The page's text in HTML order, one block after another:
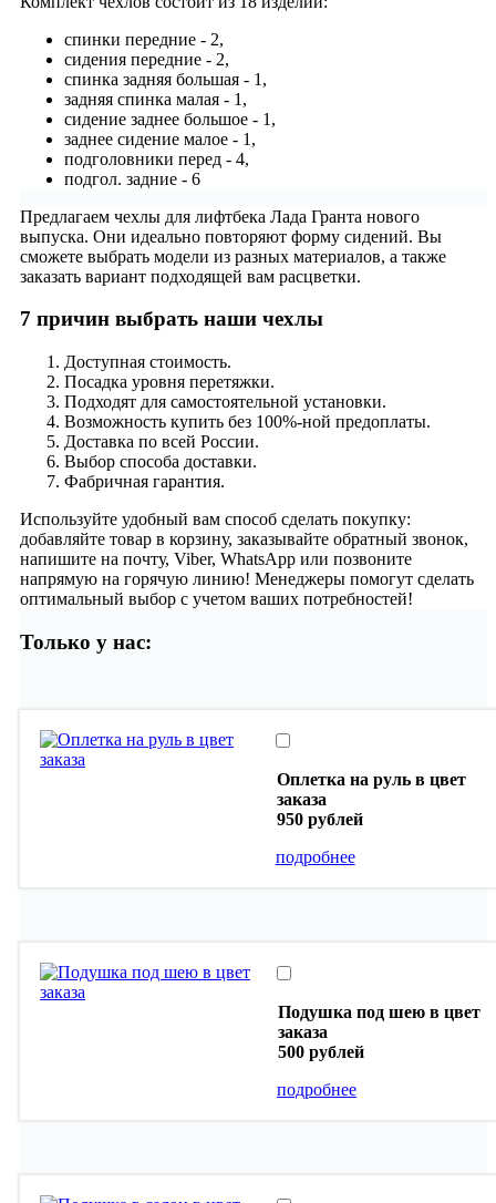
спинки передние - 2,
сидения передние - 2,
спинка задняя большая - 1,
задняя спинка малая - 1,
сидение заднее большое - 1,
заднее сидение малое - 1,
подголовники перед - 4,
подгол. задние - 6
Предлагаем чехлы для лифтбека Лада Гранта нового
выпуска. Они идеально повторяют форму сидений. Вы
сможете выбрать модели из разных материалов, а также
заказать вариант подходящей вам расцветки.
7 причин выбрать наши чехлы
Доступная стоимость.
Посадка уровня перетяжки.
Подходят для самостоятельной установки.
Возможность купить без 100%-ной предоплаты.
Доставка по всей России.
Выбор способа доставки.
Фабричная гарантия.
Используйте удобный вам способ сделать покупку:
добавляйте товар в корзину, заказывайте обратный звонок,
напишите на почту, Viber, WhatsApp или позвоните
напрямую на горячую линию! Менеджеры помогут сделать
оптимальный выбор с учетом ваших потребностей!
Только у нас:
Оплетка на руль в цвет
заказа
950 рублей
подробнее
Подушка под шею в цвет
заказа
500 рублей
подробнее